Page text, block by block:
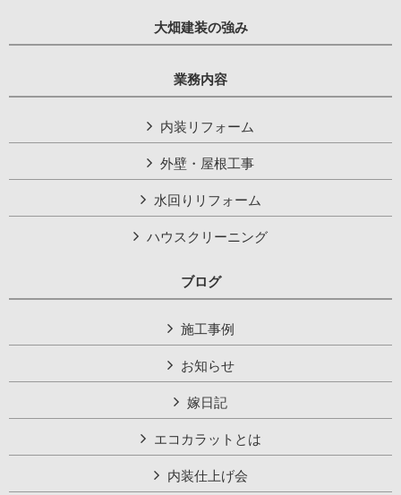
大畑建装の強み
業務内容
内装リフォーム
外壁・屋根工事
水回りリフォーム
ハウスクリーニング
ブログ
施工事例
お知らせ
嫁日記
エコカラットとは
内装仕上げ会